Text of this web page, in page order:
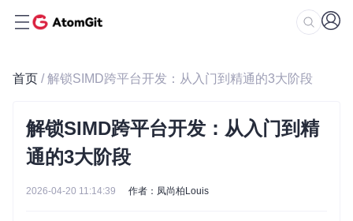
首页 / 解锁SIMD跨平台开发：从入门到精通的3大阶段
解锁SIMD跨平台开发：从入门到精
通的3大阶段
2026-04-20 11:14:39 作者：凤尚柏Louis